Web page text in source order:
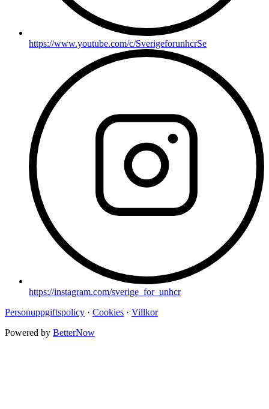
https://www.youtube.com/c/SverigeforunhcrSe
https://instagram.com/sverige_for_unhcr
Personuppgiftspolicy · Cookies · Villkor
Powered by BetterNow